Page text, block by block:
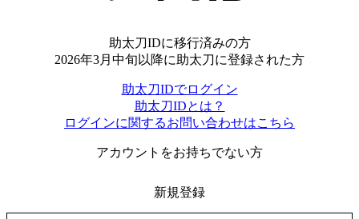
助太刀IDに移行済みの方
2026年3月中旬以降に助太刀に登録された方
助太刀IDでログイン
助太刀IDとは？
ログインに関するお問い合わせはこちら
アカウントをお持ちでない方
新規登録